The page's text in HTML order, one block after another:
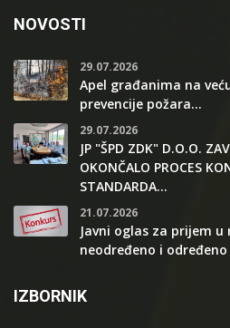
NOVOSTI
29.07.2026
Apel građanima na
prevencije požara...
29.07.2026
JP "ŠPD ZDK" D.O.O.
OKONČALO PROCES
STANDARDA...
21.07.2026
Javni oglas za prijem
neodređeno i
IZBORNIK